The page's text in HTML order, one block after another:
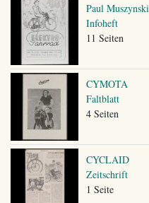
Paul Muszynski
Infoheft
11 Seiten
CYMOTA
Faltblatt
4 Seiten
CYCLAID
Zeitschrift
1 Seite